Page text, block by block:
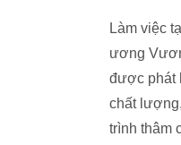
Làm việc
ương
được phát
chất
trình thâm